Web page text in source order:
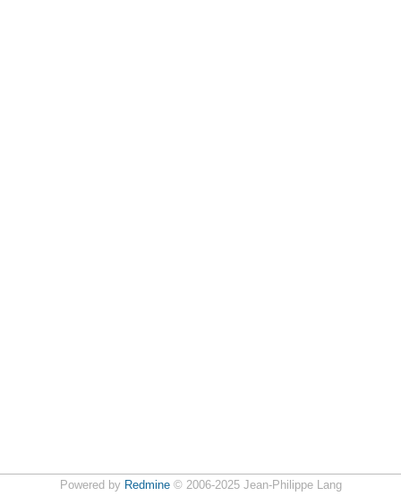
Powered by Redmine© 2006-2025 Jean-Philippe Lang